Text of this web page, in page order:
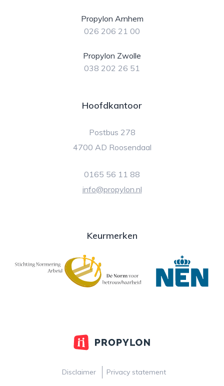
Propylon Arnhem
026 206 21 00
Propylon Zwolle
038 202 26 51
Hoofdkantoor
Postbus 278
4700 AD Roosendaal
0165 56 11 88
info@propylon.nl
Keurmerken
Disclaimer Privacy statement